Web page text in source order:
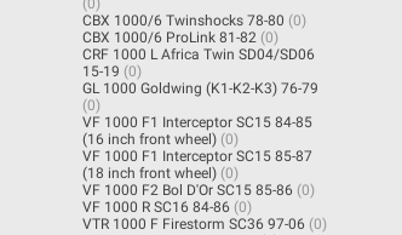
(0)
CBX 1000/6 Twinshocks 78-80 (0)
CBX 1000/6 ProLink 81-82 (0)
CRF 1000 L Africa Twin SD04/SD06
15-19 (0)
GL 1000 Goldwing (K1-K2-K3) 76-79
(0)
VF 1000 F1 Interceptor SC15 84-85
(16 inch front wheel) (0)
VF 1000 F1 Interceptor SC15 85-87
(18 inch front wheel) (0)
VF 1000 F2 Bol D'Or SC15 85-86 (0)
VF 1000 R SC16 84-86 (0)
VTR 1000 F Firestorm SC36 97-06 (0)